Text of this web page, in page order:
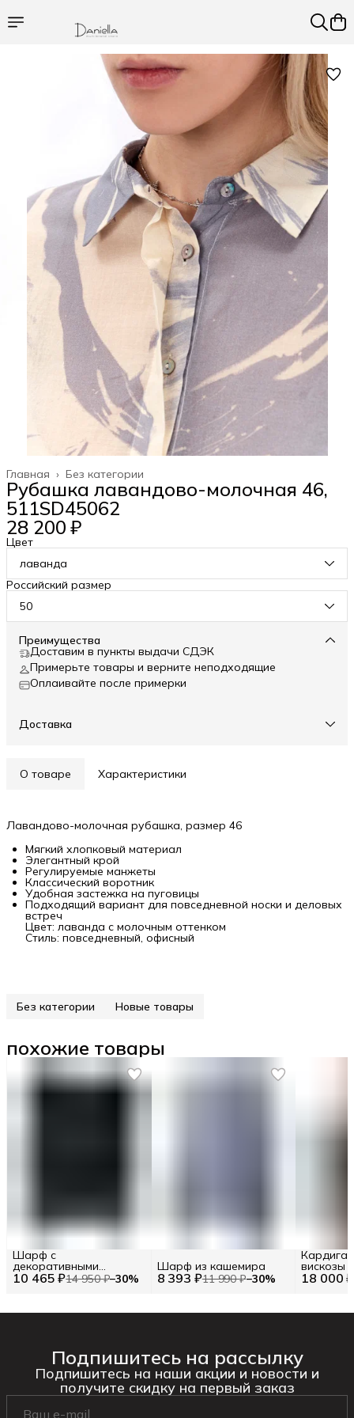
Без категории
Главная ›
Рубашка лавандово-молочная 46,
511SD45062
28 200 ₽
Цвет
лаванда
Российский размер
50
Преимущества
Доставим в пункты выдачи СДЭК
Примерьте товары и верните неподходящие
Оплаивайте после примерки
Доставка
О товаре Характеристики
Лавандово-молочная рубашка, размер 46
Мягкий хлопковый материал
Элегантный крой
Регулируемые манжеты
Классический воротник
Удобная застежка на пуговицы
Подходящий вариант для повседневной носки и деловых
встреч
Цвет: лаванда с молочным оттенком
Стиль: повседневный, офисный
Без категории Новые товары
похожие товары
10 465 ₽14 950 ₽−30%
Шарф с
декоративными
элементами TWINSET 8 393 ₽11 990 ₽−30%
Шарф из кашемира
18 000 ₽
вискозы
Подпишитесь на рассылку
Подпишитесь на наши акции и новости и
получите скидку на первый заказ